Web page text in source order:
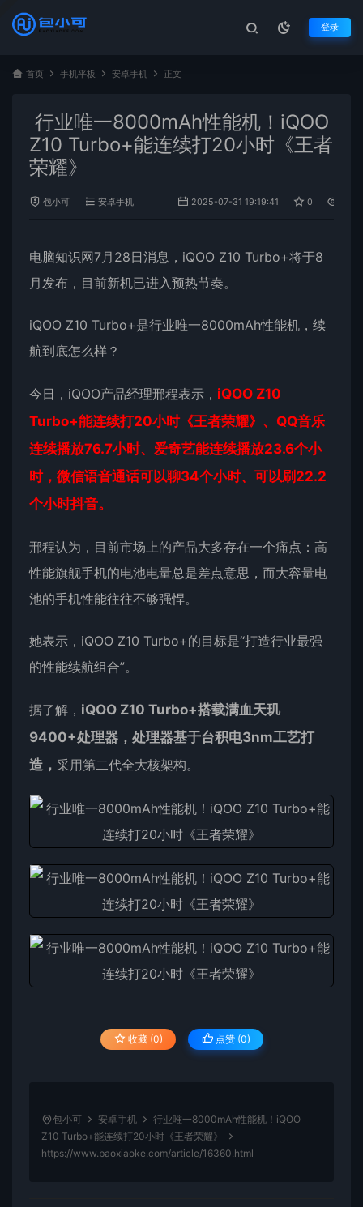
登录
首页 手机平板 安卓手机 正文
行业唯一8000mAh性能机！iQOO
Z10 Turbo+能连续打20小时《王者
荣耀》
包小可 安卓手机 2025-07-31 19:19:41 0
电脑知识网7月28日消息， iQOO Z10 Turbo+将于8
月发布，目前新机已进入预热节奏。
iQOO Z10 Turbo+是行业唯一8000mAh性能机，续
航到底怎么样？
今日，iQOO产品经理邢程表示， iQOO Z10
Turbo+能连续打20小时《王者荣耀》、QQ音乐
连续播放76.7小时、爱奇艺能连续播放23.6个小
时，微信语音通话可以聊34个小时、可以刷22.2
个小时抖音。
邢程认为，目前市场上的产品大多存在一个痛点：高
性能旗舰手机的电池电量总是差点意思，而大容量电
池的手机性能往往不够强悍。
她表示，iQOO Z10 Turbo+的目标是“打造行业最强
的性能续航组合”。
据了解， iQOO Z10 Turbo+搭载满血天玑
9400+处理器，处理器基于台积电3nm工艺打
造， 采用第二代全大核架构。
收藏 (0) 点赞 (0)
包小可 安卓手机
行业唯一8000mAh性能机！iQOO
Z10 Turbo+能连续打20小时《王者荣耀》
https://www.baoxiaoke.com/article/16360.html